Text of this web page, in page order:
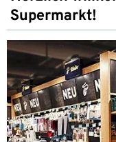
Supermarkt!